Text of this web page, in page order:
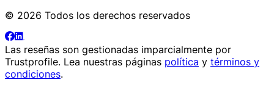
© 2026 Todos los derechos reservados
Las reseñas son gestionadas imparcialmente por
Trustprofile. Lea nuestras páginas política y términos y
condiciones.